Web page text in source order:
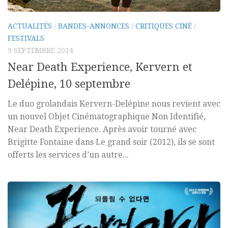
ACTUALITÉS / BANDES-ANNONCES / CRITIQUES CINÉ /
FESTIVALS
9 SEPTEMBRE 2014
Near Death Experience, Kervern et
Delépine, 10 septembre
Le duo grolandais Kervern-Delépine nous revient avec
un nouvel Objet Cinématographique Non Identifié,
Near Death Experience. Après avoir tourné avec
Brigitte Fontaine dans Le grand soir (2012), ils se sont
offerts les services d’un autre...